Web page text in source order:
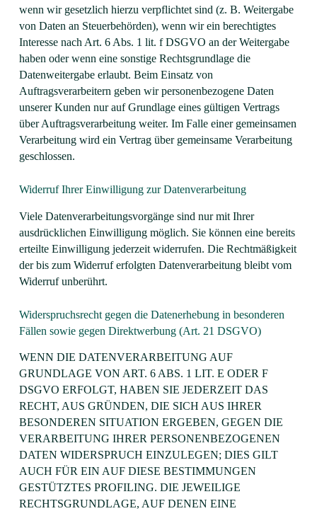
wenn wir gesetzlich hierzu verpflichtet sind (z. B. Weitergabe
von Daten an Steuerbehörden), wenn wir ein berechtigtes
Interesse nach Art. 6 Abs. 1 lit. f DSGVO an der Weitergabe
haben oder wenn eine sonstige Rechtsgrundlage die
Datenweitergabe erlaubt. Beim Einsatz von
Auftragsverarbeitern geben wir personenbezogene Daten
unserer Kunden nur auf Grundlage eines gültigen Vertrags
über Auftragsverarbeitung weiter. Im Falle einer gemeinsamen
Verarbeitung wird ein Vertrag über gemeinsame Verarbeitung
geschlossen.
Widerruf Ihrer Einwilligung zur Datenverarbeitung
Viele Datenverarbeitungsvorgänge sind nur mit Ihrer
ausdrücklichen Einwilligung möglich. Sie können eine bereits
erteilte Einwilligung jederzeit widerrufen. Die Rechtmäßigkeit
der bis zum Widerruf erfolgten Datenverarbeitung bleibt vom
Widerruf unberührt.
Widerspruchsrecht gegen die Datenerhebung in besonderen
Fällen sowie gegen Direktwerbung (Art. 21 DSGVO)
WENN DIE DATENVERARBEITUNG AUF
GRUNDLAGE VON ART. 6 ABS. 1 LIT. E ODER F
DSGVO ERFOLGT, HABEN SIE JEDERZEIT DAS
RECHT, AUS GRÜNDEN, DIE SICH AUS IHRER
BESONDEREN SITUATION ERGEBEN, GEGEN DIE
VERARBEITUNG IHRER PERSONENBEZOGENEN
DATEN WIDERSPRUCH EINZULEGEN; DIES GILT
AUCH FÜR EIN AUF DIESE BESTIMMUNGEN
GESTÜTZTES PROFILING. DIE JEWEILIGE
RECHTSGRUNDLAGE, AUF DENEN EINE